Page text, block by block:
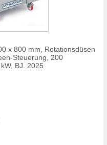
x 800 mm, Rotationsdüsen
Steuerung, 200
BJ. 2025